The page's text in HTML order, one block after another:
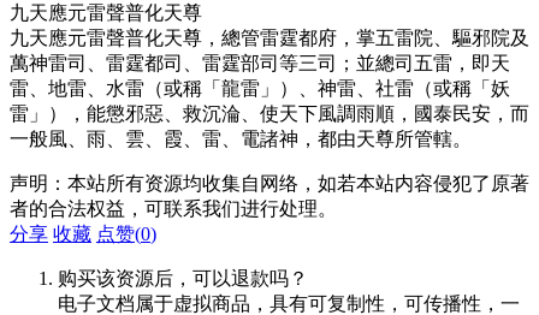
九天應元雷聲普化天尊
九天應元雷聲普化天尊，總管雷霆都府，掌五雷院、驅邪院及
萬神雷司、雷霆都司、雷霆部司等三司；並總司五雷，即天
雷、地雷、水雷（或稱「龍雷」）、神雷、社雷（或稱「妖
雷」），能懲邪惡、救沉淪、使天下風調雨順，國泰民安，而
一般風、雨、雲、霞、雷、電諸神，都由天尊所管轄。
声明：本站所有资源均收集自网络，如若本站内容侵犯了原著
者的合法权益，可联系我们进行处理。
分享 收藏 点赞(0)
购买该资源后，可以退款吗？
电子文档属于虚拟商品，具有可复制性，可传播性，一